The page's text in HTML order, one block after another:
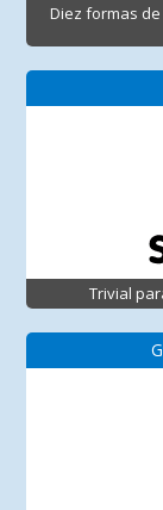
Diez formas
Trivial